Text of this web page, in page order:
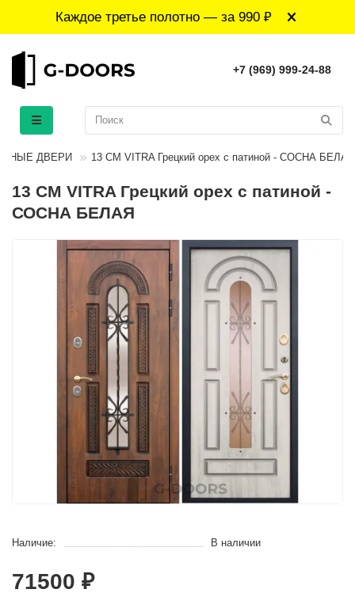
Каждое третье полотно — за 990 ₽
+7 (969) 999-24-88
ДВЕРИ 13 СМ VITRA Грецкий орех с патиной - СОСНА БЕЛАЯ
13 СМ VITRA Грецкий орех с патиной -
СОСНА БЕЛАЯ
Наличие: В наличии
71500 ₽